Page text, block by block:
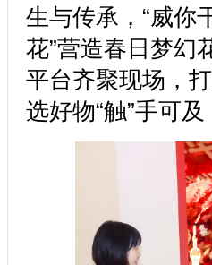
生与传承，“威你
花”营造春日梦幻
平台齐聚现场，
选好物“触”手可